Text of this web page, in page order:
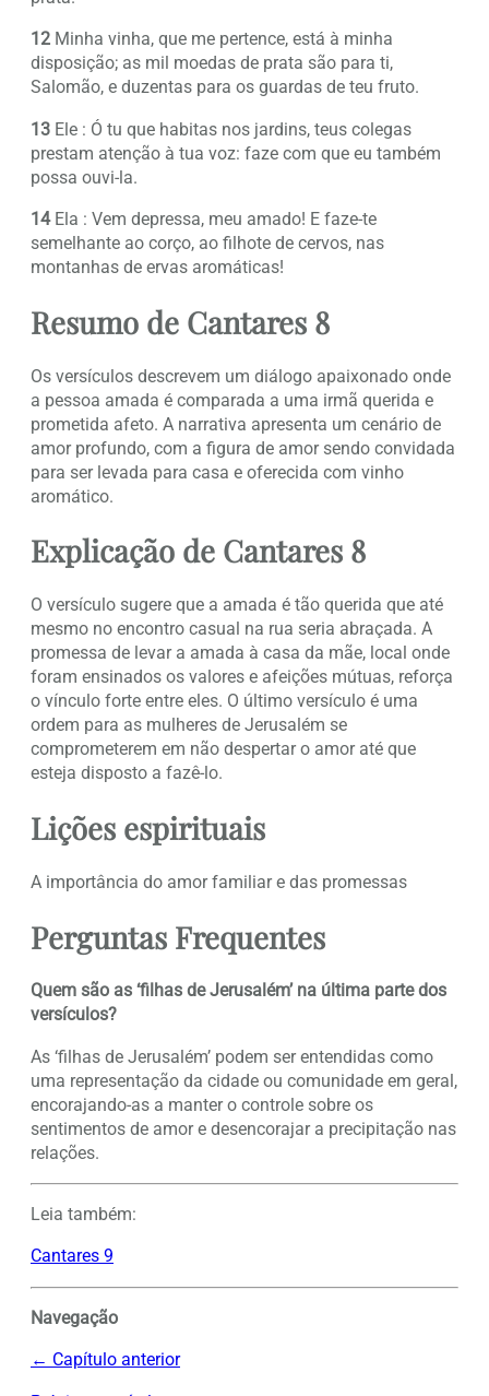
12 Minha vinha, que me pertence, está à minha
disposição; as mil moedas de prata são para ti,
Salomão, e duzentas para os guardas de teu fruto.
13 Ele : Ó tu que habitas nos jardins, teus colegas
prestam atenção à tua voz: faze com que eu também
possa ouvi-la.
14Ela : Vem depressa, meu amado! E faze-te
semelhante ao corço, ao filhote de cervos, nas
montanhas de ervas aromáticas!
Resumo de Cantares 8
Os versículos descrevem um diálogo apaixonado onde
a pessoa amada é comparada a uma irmã querida e
prometida afeto. A narrativa apresenta um cenário de
amor profundo, com a figura de amor sendo convidada
para ser levada para casa e oferecida com vinho
aromático.
Explicação de Cantares 8
O versículo sugere que a amada é tão querida que até
mesmo no encontro casual na rua seria abraçada. A
promessa de levar a amada à casa da mãe, local onde
foram ensinados os valores e afeições mútuas, reforça
o vínculo forte entre eles. O último versículo é uma
ordem para as mulheres de Jerusalém se
comprometerem em não despertar o amor até que
esteja disposto a fazê-lo.
Lições espirituais
A importância do amor familiar e das promessas
Perguntas Frequentes
Quem são as ‘filhas de Jerusalém’ na última parte dos
versículos?
As ‘filhas de Jerusalém’ podem ser entendidas como
uma representação da cidade ou comunidade em geral,
encorajando-as a manter o controle sobre os
sentimentos de amor e desencorajar a precipitação nas
relações.
Leia também:
Cantares 9
Navegação
← Capítulo anterior